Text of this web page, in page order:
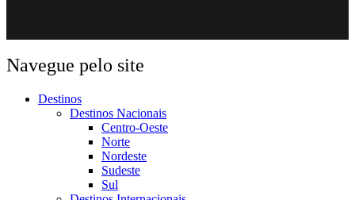
Navegue pelo site
Destinos
Destinos Nacionais
Centro-Oeste
Norte
Nordeste
Sudeste
Sul